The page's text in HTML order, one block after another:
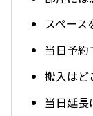
スペース
当日予約
搬入はど
当日延長